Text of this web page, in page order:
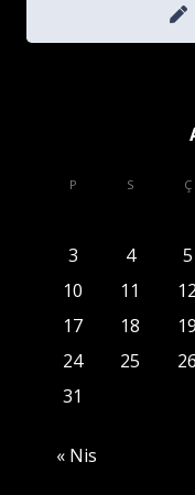
P S Ç
3
4 5
10
11 12
17
18 19
24
25 26
31
« Nis